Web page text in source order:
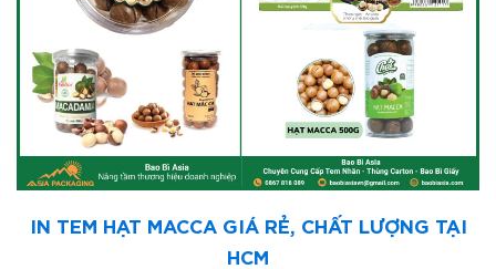
IN TEM HẠT MACCA GIÁ RẺ, CHẤT LƯỢNG TẠI
HCM